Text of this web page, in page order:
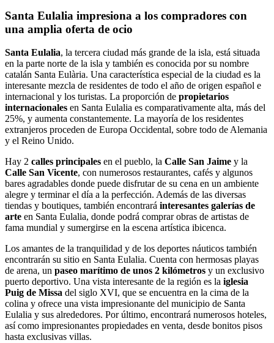
Santa Eulalia impresiona a los compradores con
una amplia oferta de ocio
Santa Eulalia, la tercera ciudad más grande de la isla, está situada
en la parte norte de la isla y también es conocida por su nombre
catalán Santa Eulària. Una característica especial de la ciudad es la
interesante mezcla de residentes de todo el año de origen español e
internacional y los turistas. La proporción de propietarios
internacionales en Santa Eulalia es comparativamente alta, más del
25%, y aumenta constantemente. La mayoría de los residentes
extranjeros proceden de Europa Occidental, sobre todo de Alemania
y el Reino Unido.
Hay 2 calles principales en el pueblo, la Calle San Jaime y la
Calle San Vicente, con numerosos restaurantes, cafés y algunos
bares agradables donde puede disfrutar de su cena en un ambiente
alegre y terminar el día a la perfección. Además de las diversas
tiendas y boutiques, también encontrará interesantes galerías de
arte en Santa Eulalia, donde podrá comprar obras de artistas de
fama mundial y sumergirse en la escena artística ibicenca.
Los amantes de la tranquilidad y de los deportes náuticos también
encontrarán su sitio en Santa Eulalia. Cuenta con hermosas playas
de arena, un paseo marítimo de unos 2 kilómetros y un exclusivo
puerto deportivo. Una vista interesante de la región es la iglesia
Puig de Missa del siglo XVI, que se encuentra en la cima de la
colina y ofrece una vista impresionante del municipio de Santa
Eulalia y sus alrededores. Por último, encontrará numerosos hoteles,
así como impresionantes propiedades en venta, desde bonitos pisos
hasta exclusivas villas.